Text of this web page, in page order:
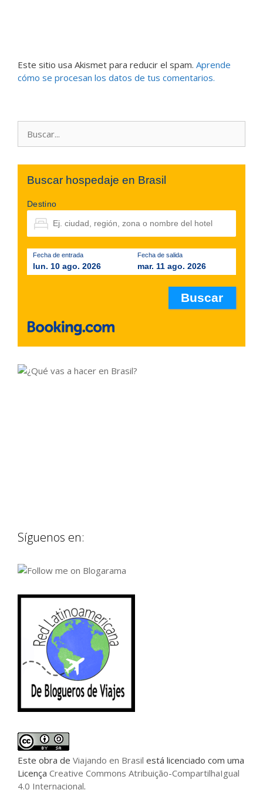
Este sitio usa Akismet para reducir el spam. Aprende
cómo se procesan los datos de tus comentarios.
Buscar hospedaje en Brasil
Destino
Fecha de entrada
lun. 10 ago. 2026
Fecha de salida
mar. 11 ago. 2026
Síguenos en:
Este obra de Viajando en Brasil está licenciado com uma
Licença Creative Commons Atribuição-CompartilhaIgual
4.0 Internacional.